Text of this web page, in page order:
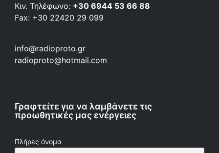
Κιν. Τηλέφωνο: +30 6944 53 66 88
Fax: +30 22420 29 099
info@radioproto.gr
radioproto@hotmail.com
Γραφτείτε για να λαμβάνετε τις
προωθητικές μας ενέργειες
Πλήρες όνομα